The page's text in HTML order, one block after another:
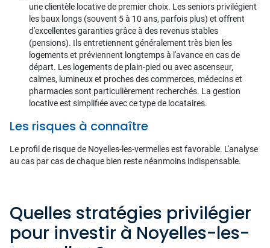
une clientèle locative de premier choix. Les seniors privilégient
les baux longs (souvent 5 à 10 ans, parfois plus) et offrent
d'excellentes garanties grâce à des revenus stables
(pensions). Ils entretiennent généralement très bien les
logements et préviennent longtemps à l'avance en cas de
départ. Les logements de plain-pied ou avec ascenseur,
calmes, lumineux et proches des commerces, médecins et
pharmacies sont particulièrement recherchés. La gestion
locative est simplifiée avec ce type de locataires.
Les risques à connaître
Le profil de risque de Noyelles-les-vermelles est favorable. L'analyse
au cas par cas de chaque bien reste néanmoins indispensable.
Quelles stratégies privilégier
pour investir à Noyelles-les-